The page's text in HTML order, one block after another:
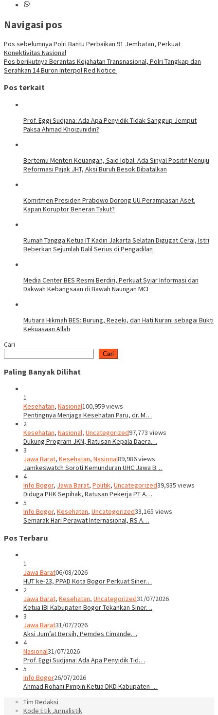
Navigasi pos
Pos sebelumnya Polri Bantu Perbaikan 91 Jembatan, Perkuat
Konektivitas Nasional
Pos berikutnya Berantas Kejahatan Transnasional, Polri Tangkap dan
Serahkan 14 Buron Interpol Red Notice
Pos terkait
Prof. Eggi Sudjana: Ada Apa Penyidik Tidak Sanggup Jemput
Paksa Ahmad Khoizunidin?
Bertemu Menteri Keuangan, Said Iqbal: Ada Sinyal Positif Menuju
Reformasi Pajak JHT, Aksi Buruh Besok Dibatalkan
Komitmen Presiden Prabowo Dorong UU Perampasan Aset.
Kapan Koruptor Beneran Takut?
Rumah Tangga Ketua IT Kadin Jakarta Selatan Digugat Cerai, Istri
Beberkan Sejumlah Dalil Serius di Pengadilan
Media Center BES Resmi Berdiri, Perkuat Syiar Informasi dan
Dakwah Kebangsaan di Bawah Naungan MCI
Mutiara Hikmah BES: Burung, Rezeki, dan Hati Nurani sebagai Bukti
Kekuasaan Allah
Cari
Cari
Paling Banyak Dilihat
1
Kesehatan, Nasional100,959 views
Pentingnya Menjaga Kesehatan Paru, dr. M…
2
Kesehatan, Nasional, Uncategorized97,773 views
Dukung Program JKN, Ratusan Kepala Daera…
3
Jawa Barat, Kesehatan, Nasional89,986 views
Jamkeswatch Soroti Kemunduran UHC Jawa B…
4
Info Bogor, Jawa Barat, Politik, Uncategorized39,935 views
Diduga PHK Sepihak, Ratusan Pekerja PT A…
5
Info Bogor, Kesehatan, Uncategorized33,165 views
Semarak Hari Perawat Internasional, RS A…
Pos Terbaru
1
Jawa Barat06/08/2026
HUT ke-23, PPAD Kota Bogor Perkuat Siner…
2
Jawa Barat, Kesehatan, Uncategorized31/07/2026
Ketua IBI Kabupaten Bogor Tekankan Siner…
3
Jawa Barat31/07/2026
Aksi Jum’at Bersih, Pemdes Cimande…
4
Nasional31/07/2026
Prof. Eggi Sudjana: Ada Apa Penyidik Tid…
5
Info Bogor26/07/2026
Ahmad Rohani Pimpin Ketua DKD Kabupaten …
Tim Redaksi
Kode Etik Jurnalistik